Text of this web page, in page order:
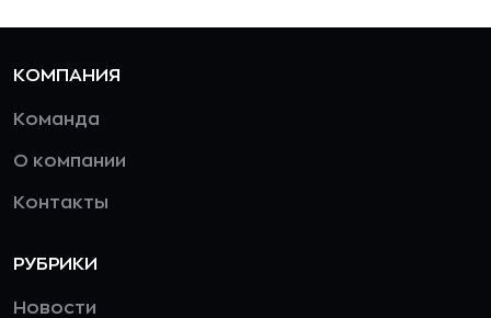
КОМПАНИЯ
Команда
О компании
Контакты
РУБРИКИ
Новости